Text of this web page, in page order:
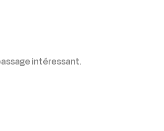
intéressant.